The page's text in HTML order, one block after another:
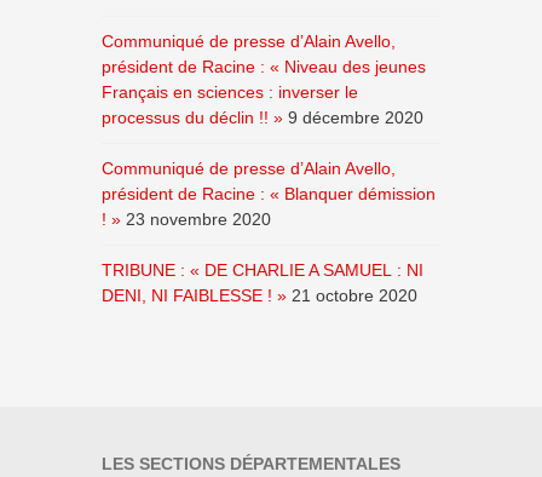
Communiqué de presse d’Alain Avello,
président de Racine : « Niveau des jeunes
Français en sciences : inverser le
processus du déclin !! » 9 décembre 2020
Communiqué de presse d’Alain Avello,
président de Racine : « Blanquer démission
! » 23 novembre 2020
TRIBUNE : « DE CHARLIE A SAMUEL : NI
DENI, NI FAIBLESSE ! » 21 octobre 2020
LES SECTIONS DÉPARTEMENTALES